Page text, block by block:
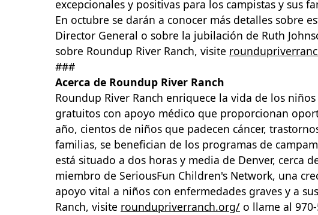
excepcionales y positivas para los campistas y sus
En octubre se darán a conocer más detalles sobre
Director General o sobre la jubilación de Ruth
sobre Roundup River Ranch, visite
###
Acerca de Roundup River Ranch
Roundup River Ranch enriquece la vida de los
gratuitos con apoyo médico que proporcionan
año, cientos de niños que padecen cáncer,
familias, se benefician de los programas de
está situado a dos horas y media de Denver, cerca
miembro de SeriousFun Children's Network, una
apoyo vital a niños con enfermedades graves y a
Ranch, visite roundupriverranch.org/ o llame al